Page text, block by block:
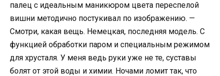
палец с идеальным маникюром цвета переспелой
вишни методично постукивал по изображению. —
Смотри, какая вещь. Немецкая, последняя модель. С
функцией обработки паром и специальным режимом
для хрусталя. У меня ведь руки уже не те, суставы
болят от этой воды и химии. Ночами ломит так, что